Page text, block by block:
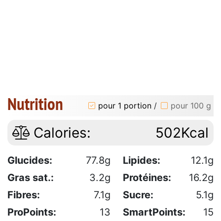
Nutrition pour 1 portion / pour 100 g
Calories: 502Kcal
Glucides: 77.8g Lipides:
12.1g
Gras sat.:
3.2g Protéines:
16.2g
Fibres:
7.1g Sucre:
5.1g
ProPoints:
13 SmartPoints: 15